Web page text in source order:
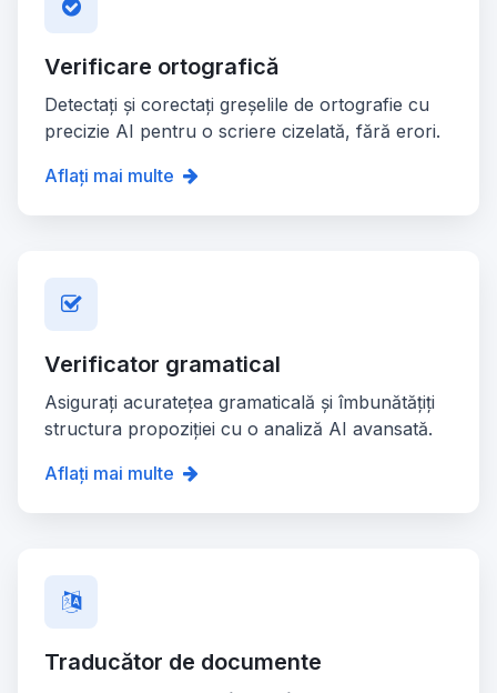
Verificare ortografică
Detectați și corectați greșelile de ortografie cu
precizie AI pentru o scriere cizelată, fără erori.
Aflați mai multe
Verificator gramatical
Asigurați acuratețea gramaticală și îmbunătățiți
structura propoziției cu o analiză AI avansată.
Aflați mai multe
Traducător de documente